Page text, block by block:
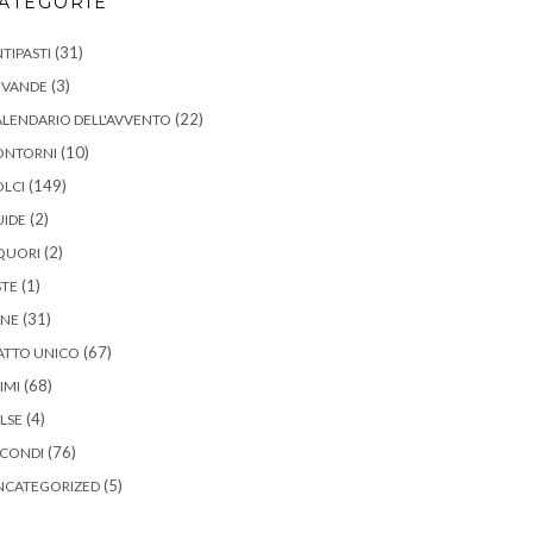
(31)
(3)
DELL'AVVENTO (22)
(10)
(149)
(2)
(2)
(1)
(31)
UNICO (67)
(68)
(4)
(76)
(5)